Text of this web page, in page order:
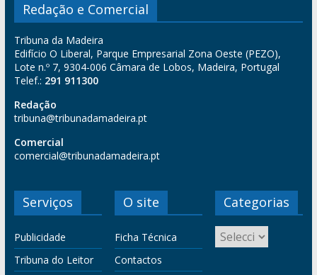
Redação e Comercial
Tribuna da Madeira
Edifício O Liberal, Parque Empresarial Zona Oeste (PEZO),
Lote n.º 7, 9304-006 Câmara de Lobos, Madeira, Portugal
Telef.: 291 911300
Redação
tribuna@tribunadamadeira.pt
Comercial
comercial@tribunadamadeira.pt
Serviços
Publicidade
Tribuna do Leitor
O site
Ficha Técnica
Contactos
Categorias